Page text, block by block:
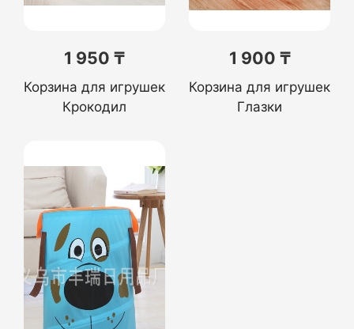
1 950 ₸
Корзина для игрушек
Крокодил
1 900 ₸
Корзина для игрушек
Глазки